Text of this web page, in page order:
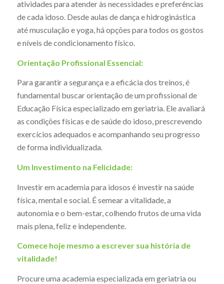
atividades para atender às necessidades e preferências
de cada idoso. Desde aulas de dança e hidroginástica
até musculação e yoga, há opções para todos os gostos
e níveis de condicionamento físico.
Orientação Profissional Essencial:
Para garantir a segurança e a eficácia dos treinos, é
fundamental buscar orientação de um profissional de
Educação Física especializado em geriatria. Ele avaliará
as condições físicas e de saúde do idoso, prescrevendo
exercícios adequados e acompanhando seu progresso
de forma individualizada.
Um Investimento na Felicidade:
Investir em academia para idosos é investir na saúde
física, mental e social. É semear a vitalidade, a
autonomia e o bem-estar, colhendo frutos de uma vida
mais plena, feliz e independente.
Comece hoje mesmo a escrever sua história de
vitalidade!
Procure uma academia especializada em geriatria ou